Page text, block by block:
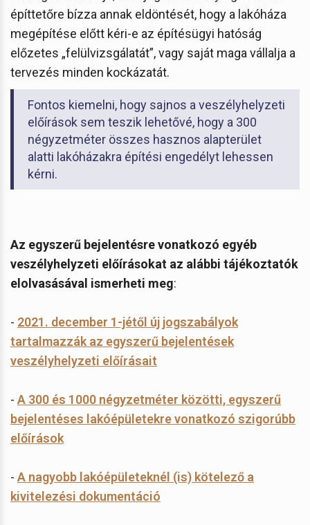
építtetőre bízza annak eldöntését, hogy a lakóháza
megépítése előtt kéri-e az építésügyi hatóság
előzetes „felülvizsgálatát”, vagy saját maga vállalja a
tervezés minden kockázatát.
Fontos kiemelni, hogy sajnos a veszélyhelyzeti
előírások sem teszik lehetővé, hogy a 300
négyzetméter összes hasznos alapterület
alatti lakóházakra építési engedélyt lehessen
kérni.
Az egyszerű bejelentésre vonatkozó egyéb
veszélyhelyzeti előírásokat az alábbi tájékoztatók
elolvasásával ismerheti meg:
- 2021. december 1-jétől új jogszabályok
tartalmazzák az egyszerű bejelentések
veszélyhelyzeti előírásait
- A 300 és 1000 négyzetméter közötti, egyszerű
bejelentéses lakóépületekre vonatkozó szigorúbb
előírások
- A nagyobb lakóépületeknél (is) kötelező a
kivitelezési dokumentáció